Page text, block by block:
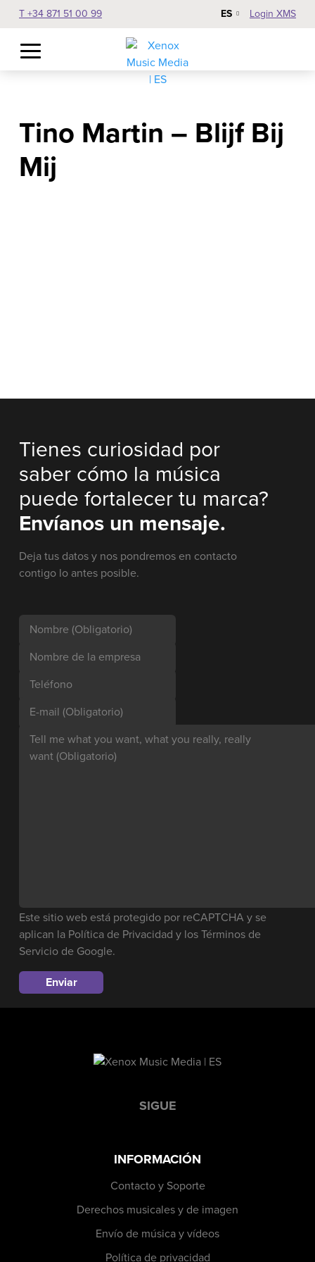
T +34 871 51 00 99 ES Login XMS
Tino Martin – Blijf Bij
Mij
Tienes curiosidad por
saber cómo la música
puede fortalecer tu marca?
Envíanos un mensaje.
Deja tus datos y nos pondremos en contacto
contigo lo antes posible.
Nombre (Obligatorio)
Nombre de la empresa
Teléfono
E-mail (Obligatorio)
Tell me what you want, what you really, really
want (Obligatorio)
Este sitio web está protegido por reCAPTCHA y se
aplican la Política de Privacidad y losTérminos de
Servicio de Google.
SIGUE
INFORMACIÓN
Contacto y Soporte
Derechos musicales y de imagen
Envío de música y vídeos
Política de privacidad